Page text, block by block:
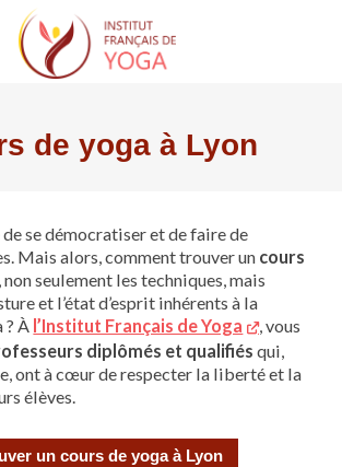
Le Yoga de l’IFY
sommes-nous
Organigramme
d’Administration
L’IFY et l’UEY
actualités de IFY
Adhérer à l’IFY
Bibliographie
un cours de yoga
un professeur de yoga
un séminaire de yoga
S’assurer
une formation
Formateurs agréés
et la formation de l’IFY
de l’Île de Ré)
de yoga à Lyon
de se démocratiser et de faire de
Mais alors, comment trouver un cours
, non seulement les techniques, mais
et l’état d’esprit inhérents à la
? À l’Institut Français de Yoga
, vous
diplômés et qualifiés qui,
ont à cœur de respecter la liberté et la
élèves.
un cours de yoga à Lyon